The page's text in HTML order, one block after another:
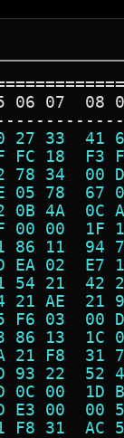
06 07  08
27 33  41
FC 18  F3
78 34  00
05 78  67
0B 4A  0C
00 00  1F
86 11  94
EA 02  E7
54 21  42
21 AE  21
F6 03  00
86 13  1C
21 F8  31
93 22  52
0C 00  1D
E3 00  00
F8 31  AC